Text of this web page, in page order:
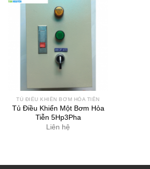
TỦ ĐIỀU KHIỂN BƠM HỎA TIỄN
Tủ Điều Khiển Một Bơm Hỏa
Tiễn 5Hp3Pha
Liên hệ